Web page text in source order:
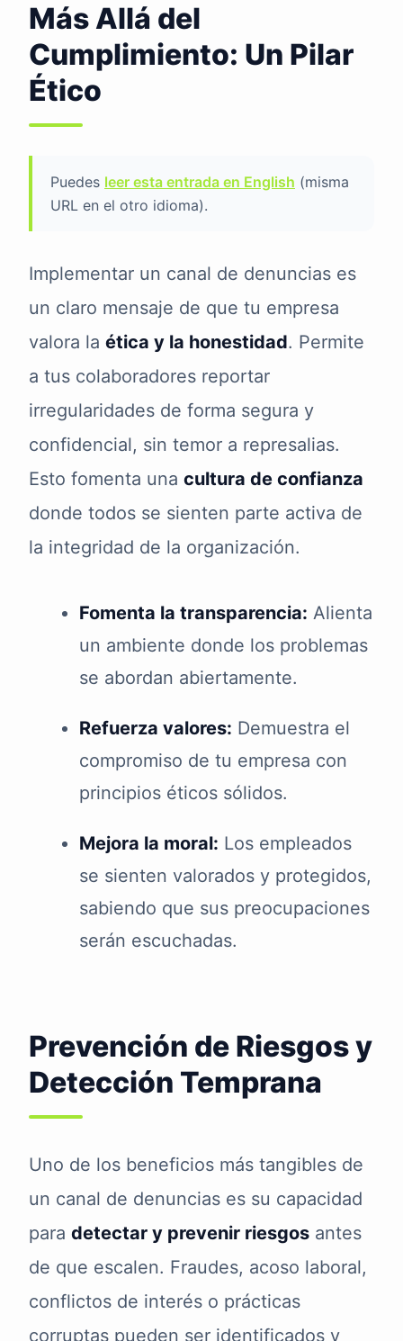
Más Allá del
Cumplimiento: Un Pilar
Ético
Puedes leer esta entrada en English (misma
URL en el otro idioma).
Implementar un canal de denuncias es
un claro mensaje de que tu empresa
valora la ética y la honestidad. Permite
a tus colaboradores reportar
irregularidades de forma segura y
confidencial, sin temor a represalias.
Esto fomenta una cultura de confianza
donde todos se sienten parte activa de
la integridad de la organización.
Fomenta la transparencia: Alienta
un ambiente donde los problemas
se abordan abiertamente.
Refuerza valores: Demuestra el
compromiso de tu empresa con
principios éticos sólidos.
Mejora la moral: Los empleados
se sienten valorados y protegidos,
sabiendo que sus preocupaciones
serán escuchadas.
Prevención de Riesgos y
Detección Temprana
Uno de los beneficios más tangibles de
un canal de denuncias es su capacidad
para detectar y prevenir riesgos antes
de que escalen. Fraudes, acoso laboral,
conflictos de interés o prácticas
corruptas pueden ser identificados y